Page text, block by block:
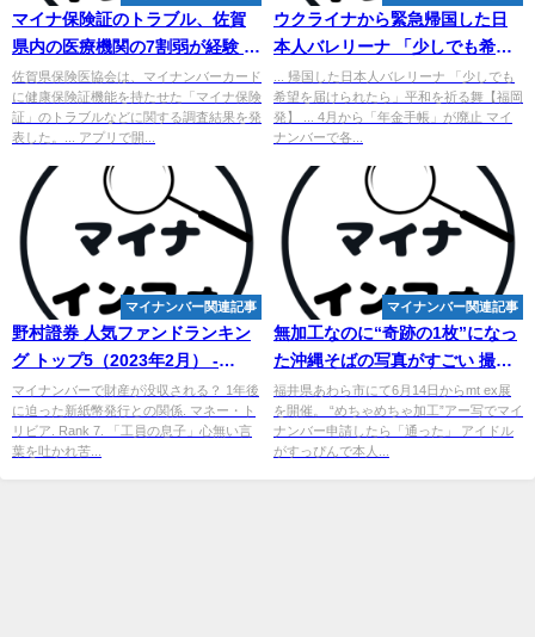
マイナ保険証のトラブル、佐賀
県内の医療機関の7割弱が経験 県
保険医協会 - 西日本新聞
佐賀県保険医協会は、マイナンバーカード
に健康保険証機能を持たせた「マイナ保険
証」のトラブルなどに関する調査結果を発
表した。... アプリで開...
ウクライナから緊急帰国した日
本人バレリーナ 「少しでも希望
を届けられたら」平和を祈る舞
...
... 帰国した日本人バレリーナ 「少しでも
希望を届けられたら」平和を祈る舞【福岡
発】 ... 4月から「年金手帳」が廃止 マイ
ナンバーで各...
マイナンバー関連記事
野村證券 人気ファンドランキン
グ トップ5（2023年2月） -
Finasee（フィナシー）
マイナンバーで財産が没収される？ 1年後
に迫った新紙幣発行との関係. マネー・ト
リビア. Rank 7. 「工員の息子」心無い言
葉を吐かれ苦...
マイナンバー関連記事
無加工なのに“奇跡の1枚”になっ
た沖縄そばの写真がすごい 撮影
した本人も「光すぎて湖畔かと
...
福井県あわら市にて6月14日からmt ex展
を開催。 “めちゃめちゃ加工”アー写でマイ
ナンバー申請したら「通った」 アイドル
がすっぴんで本人...